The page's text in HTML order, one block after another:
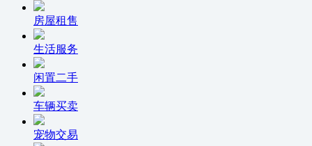
房屋租售
生活服务
闲置二手
车辆买卖
宠物交易